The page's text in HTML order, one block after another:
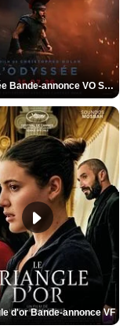
L'Odyssée Bande-annonce VO STFR
d'or Bande-annonce VF